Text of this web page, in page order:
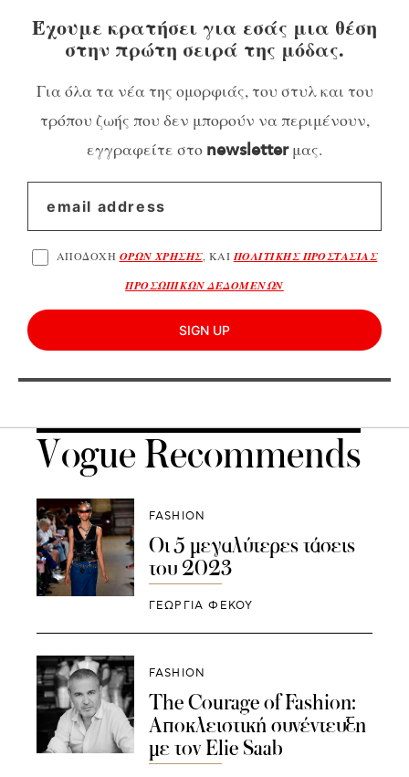
Έχουμε κρατήσει για εσάς μια θέση
στην πρώτη σειρά της μόδας.
Για όλα τα νέα της ομορφιάς, του στυλ και του
τρόπου ζωής που δεν μπορούν να περιμένουν,
εγγραφείτε στο newsletterμας.
ΑΠΟΔΟΧΗ ΟΡΩΝ ΧΡΗΣΗΣ, ΚΑΙΠΟΛΙΤΙΚΗΣ ΠΡΟΣΤΑΣΙΑΣ
ΠΡΟΣΩΠΙΚΩΝ ΔΕΔΟΜΕΝΩΝ
SIGN UP
Vogue Recommends
FASHION
Οι 5 μεγαλύτερες τάσεις
του 2023
ΓΕΩΡΓΙΑ ΦΕΚΟΥ
FASHION
The Courage of Fashion:
Αποκλειστική συνέντευξη
με τον Elie Saab